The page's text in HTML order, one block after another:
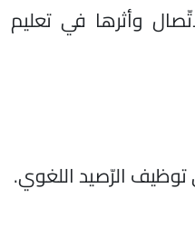
وأثرها في تعليم
الرّصيد اللغوي.